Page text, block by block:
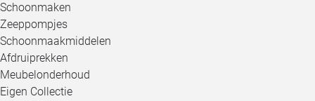
Schoonmaken
Zeeppompjes
Schoonmaakmiddelen
Afdruiprekken
Meubelonderhoud
Eigen Collectie